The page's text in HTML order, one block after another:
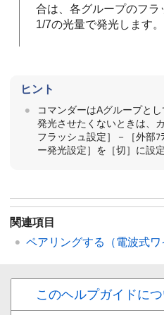
合は、各グループのフラ
1/7の光量で発光します。
ヒント
コマンダーはAグループと
発光させたくないときは、
フラッシュ設定］－［外部
ー発光設定］を［切］に設
関連項目
ペアリングする（電波式ワ
このヘルプガイドに